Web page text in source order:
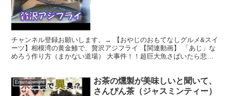
チャンネル登録お願いします。→ 【おやじのおもてなしグルメ&スイ
ーツ】相模湾の黄金鯵で、贅沢アジフライ 【関連動画】 「あじ」な
めろう作り方（まかない道場） 大事件！！超巨大魚さばいたら悲劇
Entertainment
お茶の燻製が美味しいと聞いて、
さんぴん茶（ジャスミンティー）